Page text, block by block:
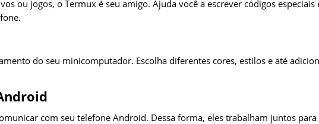
ou jogos, o Termux é seu amigo. Ajuda você a escrever códigos especiais
do seu minicomputador. Escolha diferentes cores, estilos e até
com seu telefone Android. Dessa forma, eles trabalham juntos para